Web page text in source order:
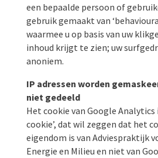
een bepaalde persoon of
gebruik gemaakt van
waarmee u op basis van uw
inhoud krijgt te zien; uw
anoniem.
IP adressen worden
niet gedeeld
Het cookie van Google
cookie’, dat wil zeggen dat het
eigendom is van Adviespraktijk
Energie en Milieu en niet van